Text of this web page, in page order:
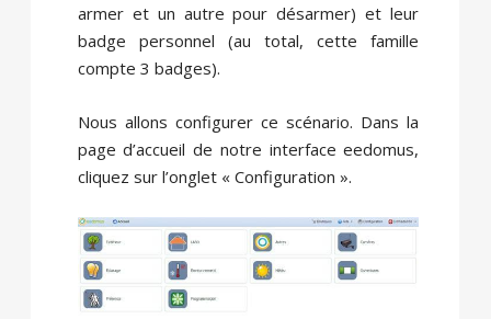
armer et un autre pour désarmer) et leur
badge personnel (au total, cette famille
compte 3 badges).
Nous allons configurer ce scénario. Dans la
page d’accueil de notre interface eedomus,
cliquez sur l’onglet « Configuration ».